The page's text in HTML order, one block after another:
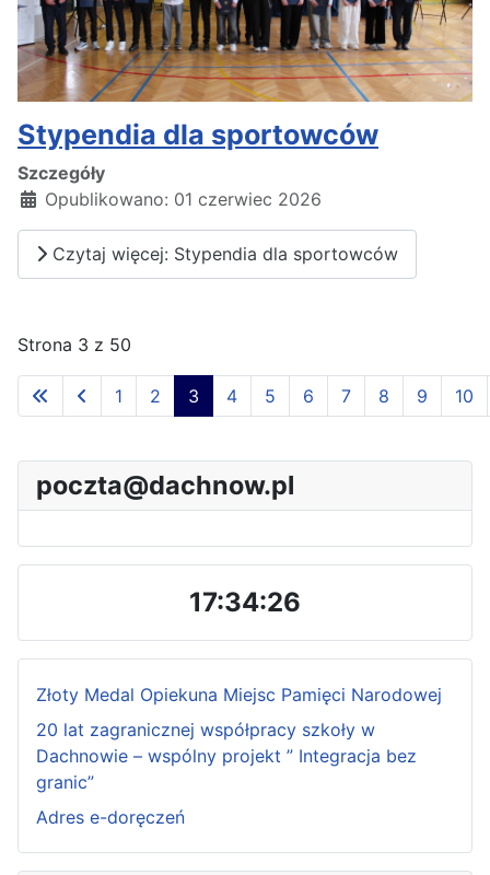
Stypendia dla sportowców
Szczegóły
Opublikowano: 01 czerwiec 2026
Czytaj więcej: Stypendia dla sportowców
Strona 3 z 50
1 2 3 4 5 6 7 8 9 10
poczta@dachnow.pl
17:34:27
Złoty Medal Opiekuna Miejsc Pamięci Narodowej
20 lat zagranicznej współpracy szkoły w
Dachnowie – wspólny projekt ” Integracja bez
granic”
Adres e-doręczeń